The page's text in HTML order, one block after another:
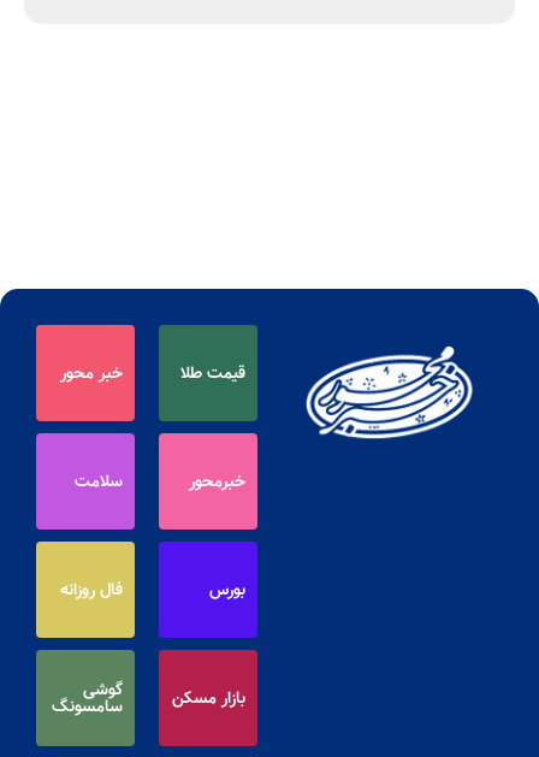
قیمت طلا خبر محور
خبرمحور سلامت
بورس فال روزانه
بازار مسکن گوشی
سامسونگ